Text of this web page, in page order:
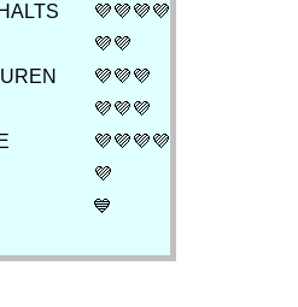
💜💜💜💜
💜💜
💜💜💜
💜💜💜
💜💜💜💜
💜
💙